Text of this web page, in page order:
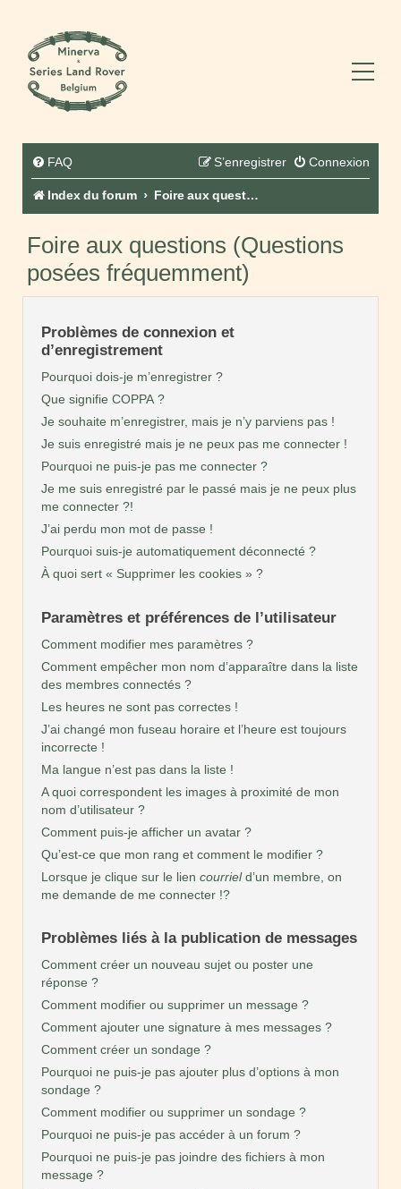
FAQ Connexion
S’enregistrer
Index du forum Foire aux questions (Questions posées fréquemment)
Foire aux questions (Questions
posées fréquemment)
Problèmes de connexion et
d’enregistrement
Pourquoi dois-je m’enregistrer ?
Que signifie COPPA ?
Je souhaite m’enregistrer, mais je n’y parviens pas !
Je suis enregistré mais je ne peux pas me connecter !
Pourquoi ne puis-je pas me connecter ?
Je me suis enregistré par le passé mais je ne peux plus
me connecter ?!
J’ai perdu mon mot de passe !
Pourquoi suis-je automatiquement déconnecté ?
À quoi sert « Supprimer les cookies » ?
Paramètres et préférences de l’utilisateur
Comment modifier mes paramètres ?
Comment empêcher mon nom d’apparaître dans la liste
des membres connectés ?
Les heures ne sont pas correctes !
J’ai changé mon fuseau horaire et l’heure est toujours
incorrecte !
Ma langue n’est pas dans la liste !
A quoi correspondent les images à proximité de mon
nom d’utilisateur ?
Comment puis-je afficher un avatar ?
Qu’est-ce que mon rang et comment le modifier ?
Lorsque je clique sur le lien courrield’un membre, on
me demande de me connecter !?
Problèmes liés à la publication de messages
Comment créer un nouveau sujet ou poster une
réponse ?
Comment modifier ou supprimer un message ?
Comment ajouter une signature à mes messages ?
Comment créer un sondage ?
Pourquoi ne puis-je pas ajouter plus d’options à mon
sondage ?
Comment modifier ou supprimer un sondage ?
Pourquoi ne puis-je pas accéder à un forum ?
Pourquoi ne puis-je pas joindre des fichiers à mon
message ?